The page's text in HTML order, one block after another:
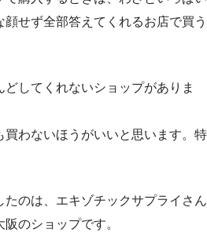
せず全部答えてくれるお店で買う
してくれないショップがありま
買わないほうがいいと思います。特
のは、エキゾチックサプライさん
のショップです。